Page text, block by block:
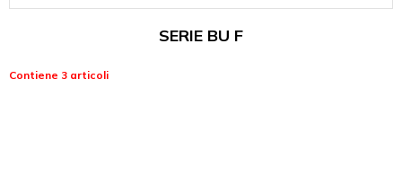
SERIE BU F
Contiene 3 articoli